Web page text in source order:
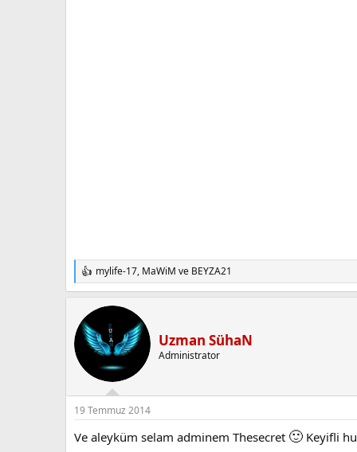
T
e
i
r
mylife-17, MaWiM ve BEYZA21
Uzman SühaN
Administrator
19 Temmuz 2014
Ve aleyküm selam adminem Thesecret 🙂 Keyifli